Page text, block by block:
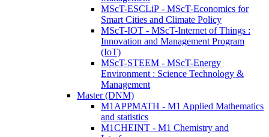
MScT-ESCLiP - MScT-Economics for
Smart Cities and Climate Policy
MScT-IOT - MScT-Internet of Things :
Innovation and Management Program
(IoT)
MScT-STEEM - MScT-Energy
Environment : Science Technology &
Management
Master (DNM)
M1APPMATH - M1 Applied Mathematics
and statistics
M1CHEINT - M1 Chemistry and